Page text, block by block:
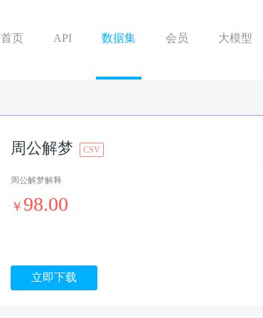
首页 API 数据集 会员 大模型
周公解梦 CSV
周公解梦解释
￥ 98.00
立即下载